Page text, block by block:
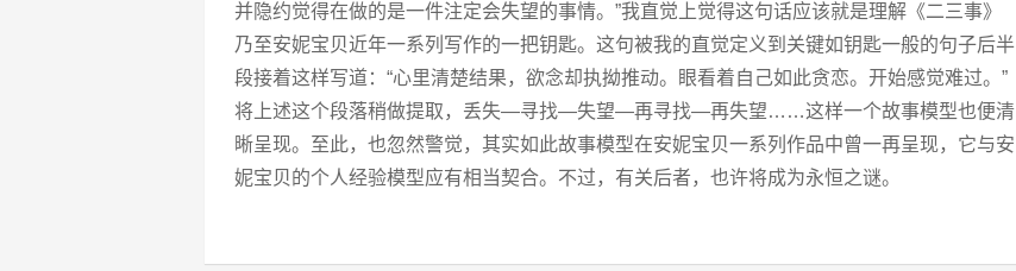
并隐约觉得在做的是一件注定会失望的事情。”我直觉上觉得这句话应该就是理解《二三事》
乃至安妮宝贝近年一系列写作的一把钥匙。这句被我的直觉定义到关键如钥匙一般的句子后半
段接着这样写道：“心里清楚结果，欲念却执拗推动。眼看着自己如此贪恋。开始感觉难过。”
将上述这个段落稍做提取，丢失—寻找—失望—再寻找—再失望……这样一个故事模型也便清
晰呈现。至此，也忽然警觉，其实如此故事模型在安妮宝贝一系列作品中曾一再呈现，它与安
妮宝贝的个人经验模型应有相当契合。不过，有关后者，也许将成为永恒之谜。